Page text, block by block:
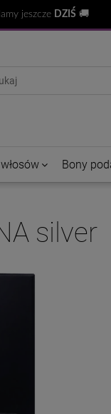
jeszcze DZIŚ 🚚
Bony
silver